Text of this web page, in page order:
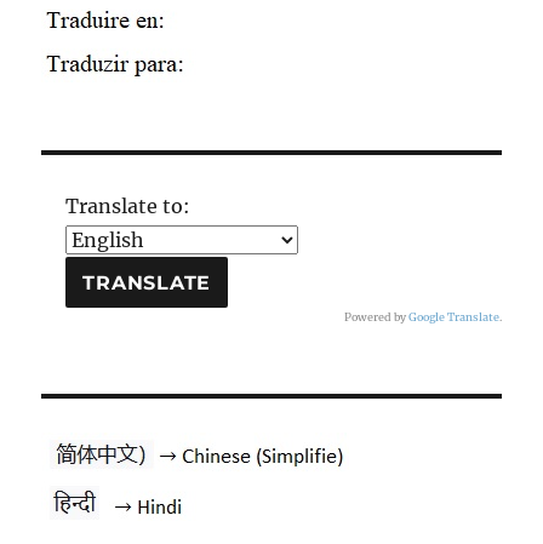
Translate to:
Powered byGoogle Translate.